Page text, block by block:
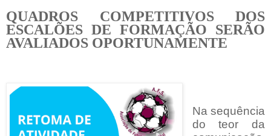
QUADROS COMPETITIVOS DOS
ESCALÕES DE FORMAÇÃO SERÃO
AVALIADOS OPORTUNAMENTE
Na sequência
do teor da